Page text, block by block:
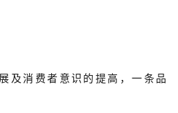
及消费者意识的提高，一条品